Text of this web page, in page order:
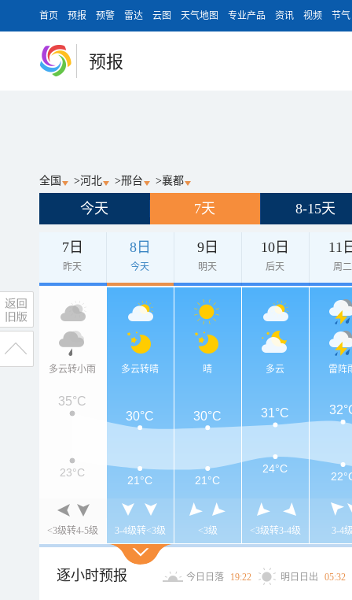
首页 预报 预警 雷达 云图 天气地图 专业产品 资讯 视频 节气
预报
全国 >河北 >邢台 >襄都
今天 7天 8-15天
7日
昨天
8日
今天
9日
明天
10日
后天
11
周二
多云转小雨
<3级转4-5级
多云转晴
3-4级转<3级
晴
<3级
多云
<3级转3-4级
雷阵
3-4
35°C
30°C 30°C 31°C
23°C
21°C 21°C
24°C
逐小时预报 今日日落 19:22 明日日出 05:32